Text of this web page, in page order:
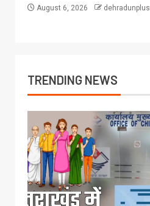
August 6, 2026 dehradunplus
TRENDING NEWS